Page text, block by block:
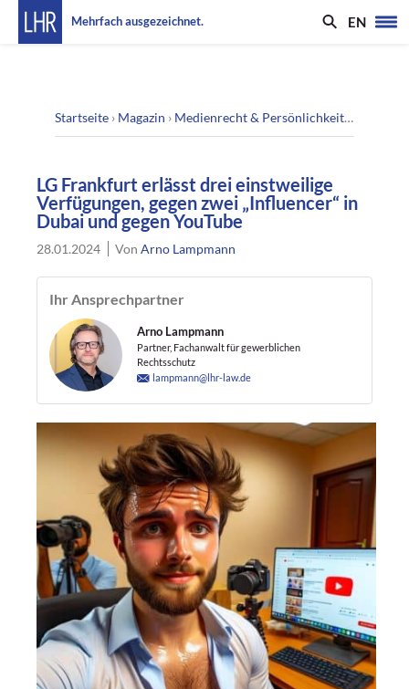
Mehrfach ausgezeichnet. EN
Startseite › Magazin › Medienrecht & Persönlichkeitsrecht
LG Frankfurt erlässt drei einstweilige
Verfügungen, gegen zwei „Influencer“ in
Dubai und gegen YouTube
28.01.2024 VonArno Lampmann
Ihr Ansprechpartner
Arno Lampmann
Partner, Fachanwalt für gewerblichen
Rechtsschutz
lampmann@lhr-law.de